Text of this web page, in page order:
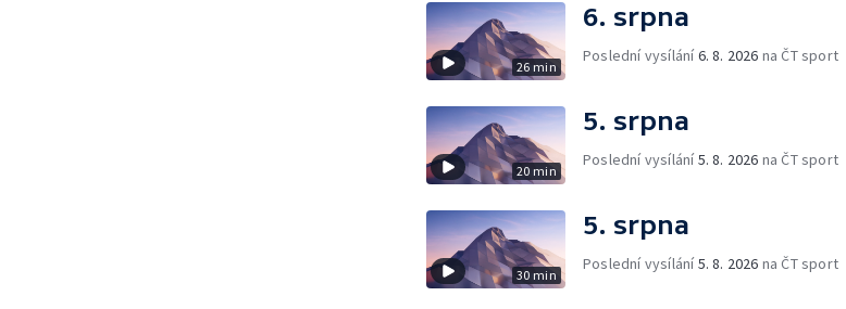
26 min
6. srpna
Poslední vysílání6. 8. 2026 na ČT sport
20 min
5. srpna
Poslední vysílání5. 8. 2026 na ČT sport
30 min
5. srpna
Poslední vysílání5. 8. 2026 na ČT sport